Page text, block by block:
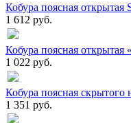
Кобура поясная
1 612 руб.
Кобура поясная открытая
1 022 руб.
Кобура поясная скрытого
1 351 руб.